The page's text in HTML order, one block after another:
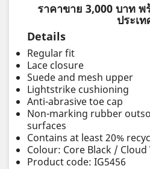
ราคาขาย 3,000 บาท พ
ประเท
Details
Regular fit
Lace closure
Suede and mesh upper
Lightstrike cushioning
Anti-abrasive toe cap
Non-marking rubber
surfaces
Contains at least 20%
Colour: Core Black /
Product code: IG5456